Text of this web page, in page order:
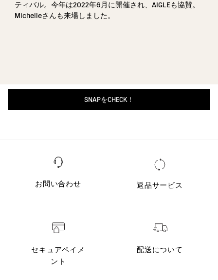
ティバル。今年は2022年6月に開催され、AIGLEも協賛。
Michelleさんも来場しました。
SNAPをCHECK！
お問い合わせ 返品サービス
セキュアペイメ
ント
配送について